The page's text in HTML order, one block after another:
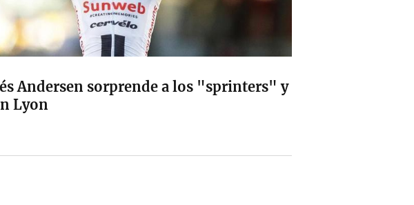
Andersen sorprende a los "sprinters" y
Lyon